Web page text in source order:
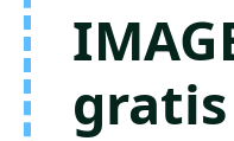
gratis